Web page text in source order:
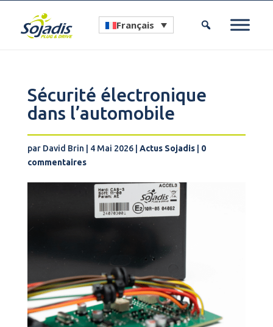
Français
Sécurité électronique
dans l’automobile
par David Brin 4 Mai 2026| Actus Sojadis| 0
commentaires